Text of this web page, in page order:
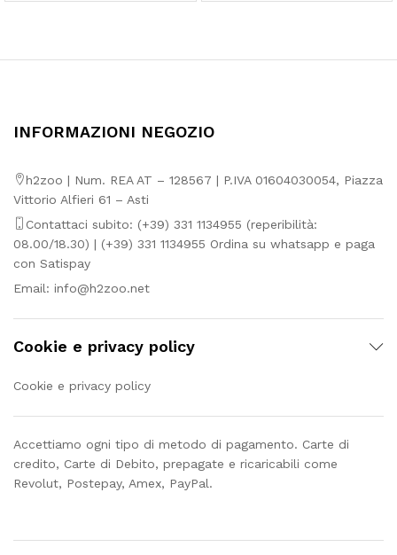
INFORMAZIONI NEGOZIO
h2zoo | Num. REA AT – 128567 | P.IVA 01604030054, Piazza
Vittorio Alfieri 61 – Asti
Contattaci subito: (+39) 331 1134955 (reperibilità:
08.00/18.30) | (+39) 331 1134955 Ordina su whatsapp e paga
con Satispay
Email: info@h2zoo.net
Cookie e privacy policy
Cookie e privacy policy
Accettiamo ogni tipo di metodo di pagamento. Carte di
credito, Carte di Debito, prepagate e ricaricabili come
Revolut, Postepay, Amex, PayPal.